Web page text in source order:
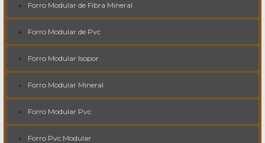
Forro Modular de Fibra Mineral
Forro Modular de Pvc
Forro Modular Isopor
Forro Modular Mineral
Forro Modular Pvc
Forro Pvc Modular